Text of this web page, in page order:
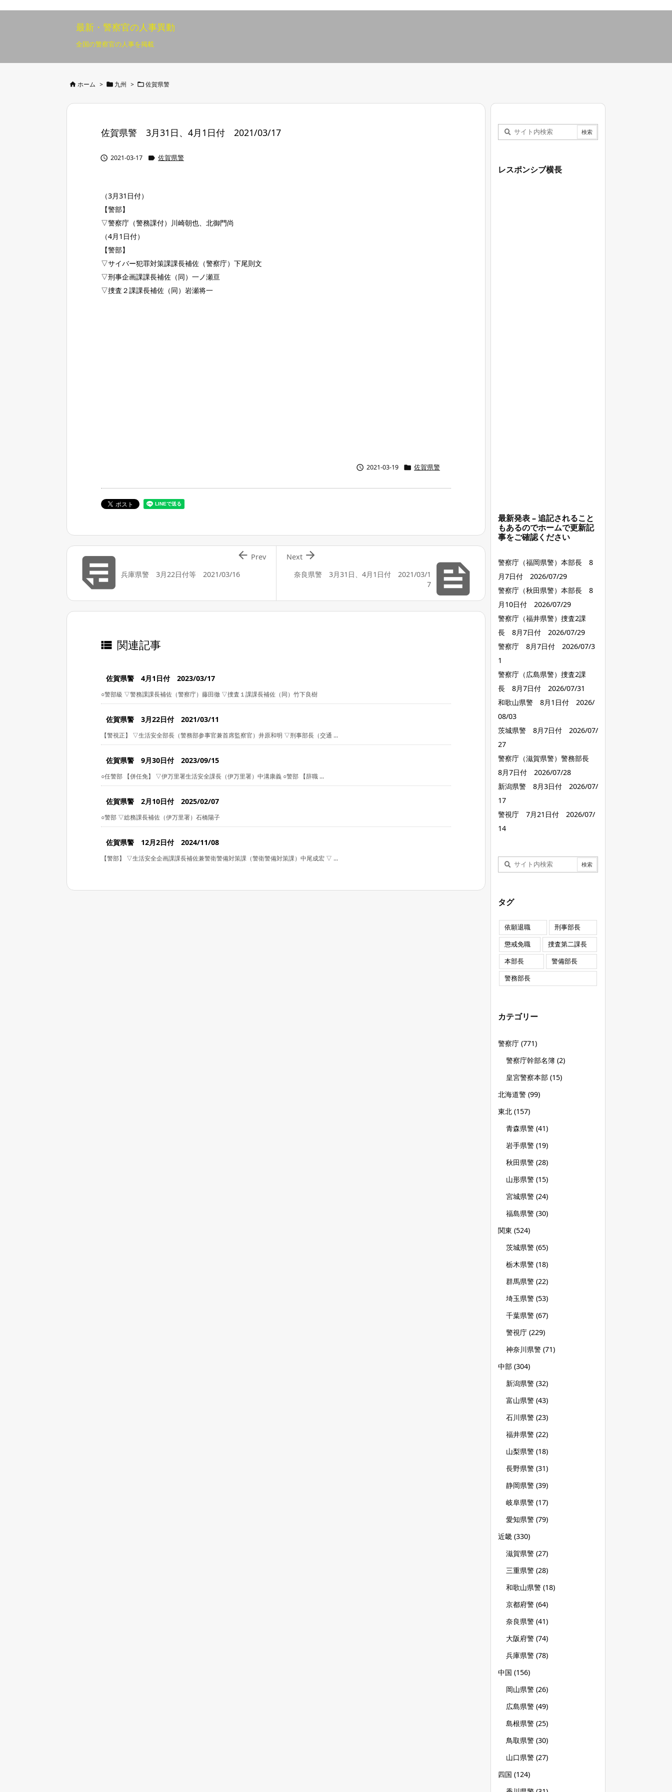
最新・警察官の人事異動
全国の警察官の人事を掲載
 ホーム >  九州 >  佐賀県警
佐賀県警 3月31日、4月1日付 2021/03/17
 2021-03-17  佐賀県警
（3月31日付）
【警部】
▽警察庁（警務課付）川崎朝也、北御門尚
（4月1日付）
【警部】
▽サイバー犯罪対策課課長補佐（警察庁）下尾則文
▽刑事企画課課長補佐（同）一ノ瀬亘
▽捜査２課課長補佐（同）岩瀬将一
 2021-03-19  佐賀県警

奈良県警 3月31日、4月1日付 2021/03/1
7

Next
兵庫県警 3月22日付等 2021/03/16
 Prev
 関連記事
佐賀県警 4月1日付 2023/03/17
○警部級 ▽警務課課長補佐（警察庁）藤田徹 ▽捜査１課課長補佐（同）竹下良樹
佐賀県警 3月22日付 2021/03/11
【警視正】 ▽生活安全部長（警務部参事官兼首席監察官）井原和明 ▽刑事部長（交通 ...
佐賀県警 9月30日付 2023/09/15
○任警部 【併任免】 ▽伊万里署生活安全課長（伊万里署）中溝康義 ○警部 【辞職 ...
佐賀県警 2月10日付 2025/02/07
○警部 ▽総務課長補佐（伊万里署）石橋陽子
佐賀県警 12月2日付 2024/11/08
【警部】 ▽生活安全企画課課長補佐兼警衛警備対策課（警衛警備対策課）中尾成宏 ▽ ...
レスポンシブ横長
最新発表 – 追記されること
もあるのでホームで更新記
事をご確認ください
警察庁（福岡県警）本部長 8
月7日付 2026/07/29
警察庁（秋田県警）本部長 8
月10日付 2026/07/29
警察庁（福井県警）捜査2課
長 8月7日付 2026/07/29
警察庁 8月7日付 2026/07/3
1
警察庁（広島県警）捜査2課
長 8月7日付 2026/07/31
和歌山県警 8月1日付 2026/
08/03
茨城県警 8月7日付 2026/07/
27
警察庁（滋賀県警）警務部長
8月7日付 2026/07/28
新潟県警 8月3日付 2026/07/
17
警視庁 7月21日付 2026/07/
14
タグ
依願退職
刑事部長
懲戒免職
捜査第二課長
本部長
警備部長
警務部長
カテゴリー
警察庁 (771)
警察庁幹部名簿 (2)
皇宮警察本部 (15)
北海道警 (99)
東北 (157)
青森県警 (41)
岩手県警 (19)
秋田県警 (28)
山形県警 (15)
宮城県警 (24)
福島県警 (30)
関東 (524)
茨城県警 (65)
栃木県警 (18)
群馬県警 (22)
埼玉県警 (53)
千葉県警 (67)
警視庁 (229)
神奈川県警 (71)
中部 (304)
新潟県警 (32)
富山県警 (43)
石川県警 (23)
福井県警 (22)
山梨県警 (18)
長野県警 (31)
静岡県警 (39)
岐阜県警 (17)
愛知県警 (79)
近畿 (330)
滋賀県警 (27)
三重県警 (28)
和歌山県警 (18)
京都府警 (64)
奈良県警 (41)
大阪府警 (74)
兵庫県警 (78)
中国 (156)
岡山県警 (26)
広島県警 (49)
島根県警 (25)
鳥取県警 (30)
山口県警 (27)
四国 (124)